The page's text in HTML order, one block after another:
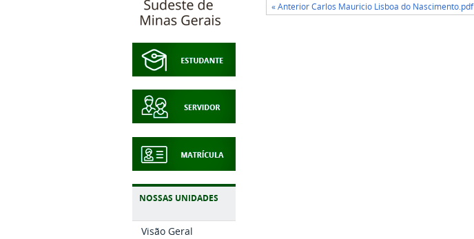
NOSSAS UNIDADES
Visão Geral
« Anterior Carlos Mauricio Lisboa do Nascimento.pdf